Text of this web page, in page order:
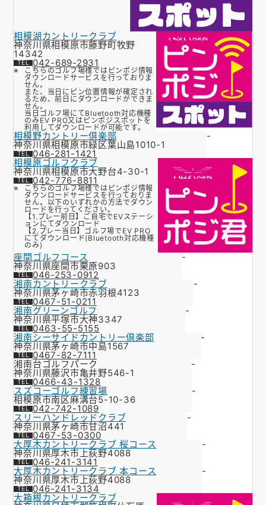
相模湖カントリークラブ
神奈川県相模原市藤野町牧野
14342
042-689-2931
こちらのゴルフ場様ではピンポジ情報
ダウンロードサービスを行っておりま
せん。
また、当日にピン位置情報が確定され
るため、前日にダウンロードができま
せん。
当日ゴルフ場にてBluetooth対応機種
のみEV PRO又はピンポジスポットを
利用してダウンロードが可能です。
相模野カントリー倶楽部
神奈川県相模原市緑区葉山島1010-1
046-281-1421
-
相模原ゴルフクラブ
神奈川県相模原市大野台4-30-1
042-776-8811
こちらのゴルフ場様ではピンポジ情報
ダウンロードサービスを行っておりま
せん。以下のいずれかの方法でダウン
ロードを行ってください。
【1.プレー前日】ご自宅でEVステーシ
ョンにてダウンロード
【2.プレー当日】ゴルフ場でEV PRO
にてダウンロード(Bluetooth対応機種
のみ)
座間ゴルフコース
神奈川県座間市栗原903
046-253-0912
-
湘南カントリークラブ
神奈川県茅ヶ崎市赤羽根4123
0467-51-0211
-
湘南グリーンゴルフ
神奈川県平塚市大神3347
0463-55-5155
-
湘南シーサイドカントリー倶楽部
神奈川県茅ヶ崎市中島1567
0467-82-7111
-
湘南台ゴルフパーク
神奈川県藤沢市亀井野546-1
0466-43-1328
-
スズコーゴルフ練習場
相模原市南区麻溝台5-10-36
042-742-1089
-
スリーハンドレッドクラブ
神奈川県茅ヶ崎市甘沼441
0467-53-0300
-
大厚木カントリークラブ 桜コース
神奈川県厚木市上荻野4088
046-241-3141
-
大厚木カントリークラブ 本コース
神奈川県厚木市上荻野4088
046-241-3134
-
大箱根カントリークラブ